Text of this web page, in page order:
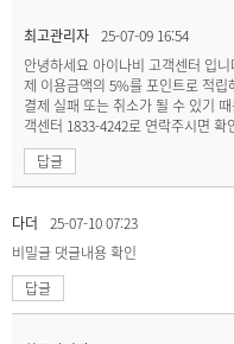
최고관리자 25-07-09 16:54
안녕하세요 아이나비 고객센터 입
제 이용금액의 5%를 포인트로 적
결제 실패 또는 취소가 될 수 있기
객센터 1833-4242로 연락주시면 확
답글
다더
25-07-10 07:23
비밀글 댓글내용 확인
답글